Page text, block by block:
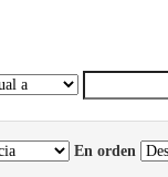
En orden